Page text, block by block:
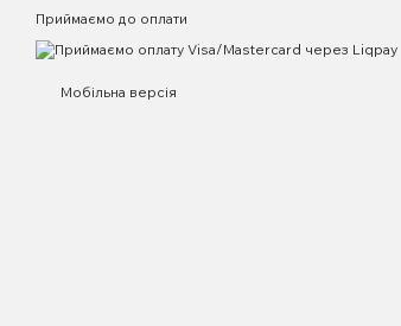
Приймаємо до оплати
Мобільна версія